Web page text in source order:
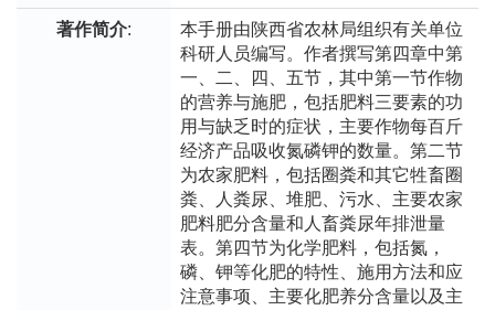
著作简介:
本手册由陕西省农林局组织有关单位
科研人员编写。作者撰写第四章中第
一、二、四、五节，其中第一节作物
的营养与施肥，包括肥料三要素的功
用与缺乏时的症状，主要作物每百斤
经济产品吸收氮磷钾的数量。第二节
为农家肥料，包括圈粪和其它牲畜圈
粪、人粪尿、堆肥、污水、主要农家
肥料肥分含量和人畜粪尿年排泄量
表。第四节为化学肥料，包括氮，
磷、钾等化肥的特性、施用方法和应
注意事项、主要化肥养分含量以及主